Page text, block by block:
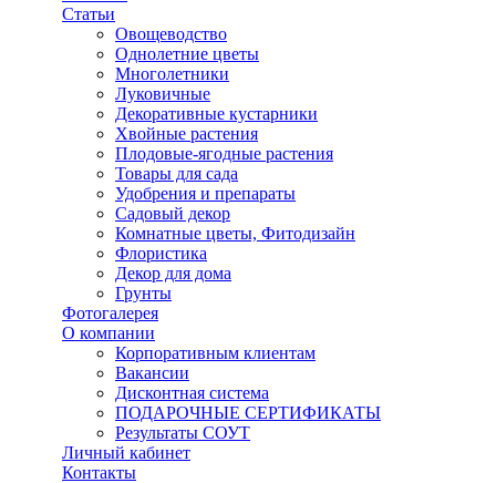
Статьи
Овощеводство
Однолетние цветы
Многолетники
Луковичные
Декоративные кустарники
Хвойные растения
Плодовые-ягодные растения
Товары для сада
Удобрения и препараты
Садовый декор
Комнатные цветы, Фитодизайн
Флористика
Декор для дома
Грунты
Фотогалерея
О компании
Корпоративным клиентам
Вакансии
Дисконтная система
ПОДАРОЧНЫЕ СЕРТИФИКАТЫ
Результаты СОУТ
Личный кабинет
Контакты